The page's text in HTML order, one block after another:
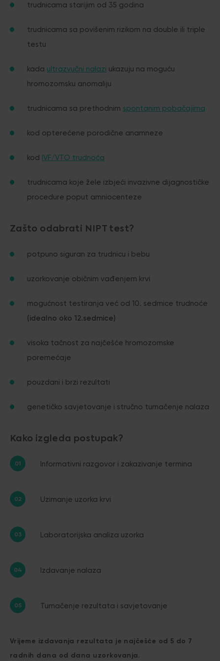
trudnicama starijim od 35 godina
trudnicama sa povišenim rizikom na double ili triple
testu
kada ultrazvučni nalazi ukazuju na moguću
hromozomsku anomaliju
trudnicama sa prethodnim spontanim pobačajima
kod opterećene porodične anamneze
kod IVF/VTO trudnoća
trudnicama koje žele izbjeći invazivne dijagnostičke
procedure poput amniocenteze
Zašto odabrati NIPT test?
potpuno siguran za trudnicu i bebu
uzorkovanje običnim vađenjem krvi
mogućnost testiranja već od 10. sedmice trudnoće
(idealno oko 12.sedmice)
visoka tačnost za najčešće hromozomske
poremećaje
pouzdani i brzi rezultati
genetičko savjetovanje i stručno tumačenje nalaza
Kako izgleda postupak?
Informativni razgovor i zakazivanje termina
Uzimanje uzorka krvi
Laboratorijska analiza uzorka
Izdavanje nalaza
Tumačenje rezultata i savjetovanje
Vrijeme izdavanja rezultata je najčešće od 5 do 7
radnih dana od dana uzorkovanja.